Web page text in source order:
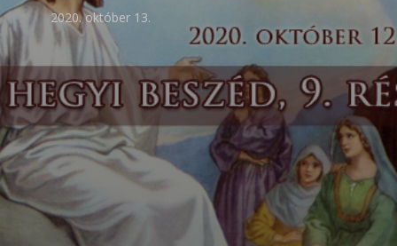
2020. október 13.